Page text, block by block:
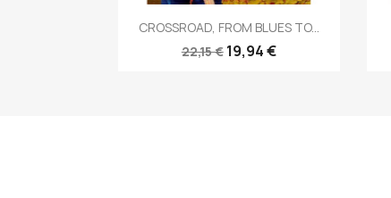
Anteprima
CROSSROAD, FROM BLUES TO...
22,15 € 19,94 €